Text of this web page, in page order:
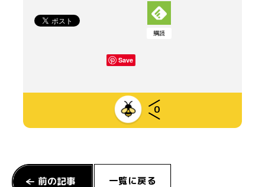
購読
Save
0
前の記事 一覧に戻る